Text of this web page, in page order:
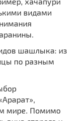
видами
шашлыка: из
по разным
мире. Помимо